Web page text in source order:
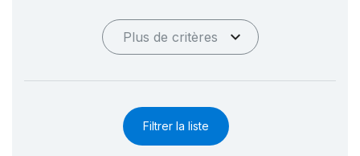
Plus de critères
Filtrer la liste